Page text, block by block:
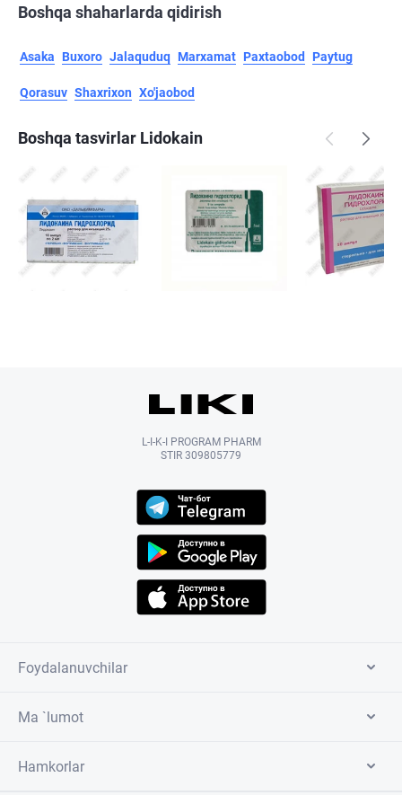
Boshqa shaharlarda qidirish
Asaka Buxoro Jalaquduq Marxamat Paxtaobod Paytug
Qorasuv Shaxrixon Xo'jaobod
Boshqa tasvirlar Lidokain
L-I-K-I PROGRAM PHARM
STIR 309805779
Foydalanuvchilar
Ma `lumot
Hamkorlar